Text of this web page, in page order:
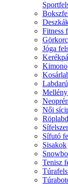
Fitness
Jóga
Kimono
Női
Sífutó
Sisakok
Tenisz